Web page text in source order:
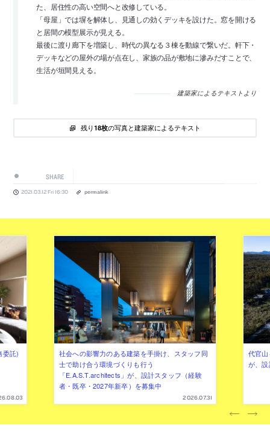
た、居住性の高い空間へと改修している。
「母屋」では塀を解体し、見通しの効くデッキを設けた。窓を開ける
と居間の模型展示が見える。
最後に渡り廊下を増築し、時代の異なる３棟を動線で繋いだ。軒下・
デッキなどの屋外の場が点在し、家族の品が敷地に滲みだすことで、
生活が垣間見える。
建築家によるテキストより
残り18枚の写真と建築家によるテキスト
SHARE
2021.03.12 Fri 16:30 permalink
委託)
社会への影響力のある建築を手掛け、スタッフ同
士で助け合う環境づくりも行う
「E.A.S.T.architects」が、設計スタッフ（経験
者・既卒・2027年新卒）を募集中
2026.07.31
代官
が、